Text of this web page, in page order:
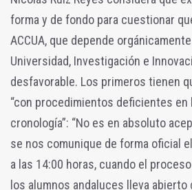
forma y de fondo para cuestionar
ACCUA, que depende
Universidad, Investigación e
desfavorable. Los primeros tienen
“con procedimientos deficientes en
cronología”: “No es en absoluto
se nos comunique de forma oficial
a las 14:00 horas, cuando el
los alumnos andaluces lleva abierto